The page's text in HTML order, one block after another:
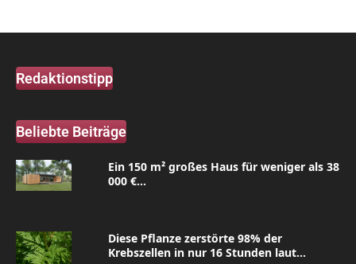
Redaktionstipp
Beliebte Beiträge
Ein 150 m² großes Haus für weniger als 38
000 €...
Diese Pflanze zerstörte 98% der
Krebszellen in nur 16 Stunden laut...